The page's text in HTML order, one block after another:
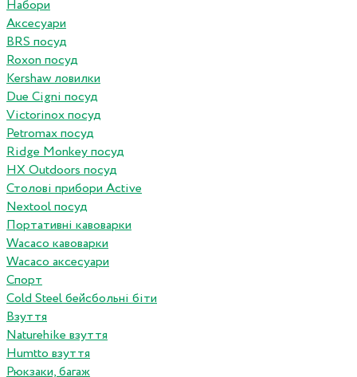
Набори
Аксесуари
BRS посуд
Roxon посуд
Kershaw ловилки
Due Cigni посуд
Victorinox посуд
Petromax посуд
Ridge Monkey посуд
HX Outdoors посуд
Столові прибори Active
Nextool посуд
Портативні кавоварки
Wacaco кавоварки
Wacaco аксесуари
Спорт
Cold Steel бейсбольні біти
Взуття
Naturehike взуття
Humtto взуття
Рюкзаки, багаж